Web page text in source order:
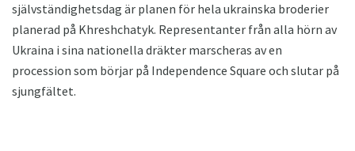
självständighetsdag är planen för hela ukrainska broderier
planerad på Khreshchatyk. Representanter från alla hörn av
Ukraina i sina nationella dräkter marscheras av en
procession som börjar på Independence Square och slutar på
sjungfältet.